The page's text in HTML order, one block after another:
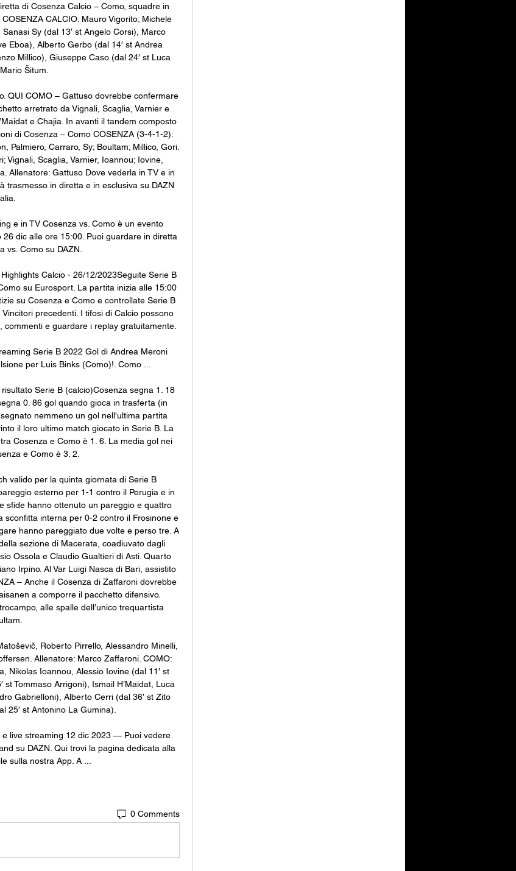
di Cosenza Calcio – Como, squadre in
CALCIO: Mauro Vigorito; Michele
Sy (dal 13′ st Angelo Corsi), Marco
Eboa), Alberto Gerbo (dal 14′ st Andrea
Millico), Giuseppe Caso (dal 24′ st Luca
Šitum.
QUI COMO – Gattuso dovrebbe confermare
arretrato da Vignali, Scaglia, Varnier e
e Chajia. In avanti il tandem composto
di Cosenza – Como COSENZA (3-4-1-2):
Palmiero, Carraro, Sy; Boultam; Millico, Gori.
Vignali, Scaglia, Varnier, Ioannou; Iovine,
Allenatore: Gattuso Dove vederla in TV e in
trasmesso in diretta e in esclusiva su DAZN
e in TV Cosenza vs. Como è un evento
dic alle ore 15:00. Puoi guardare in diretta
vs. Como su DAZN.
Calcio - 26/12/2023Seguite Serie B
su Eurosport. La partita inizia alle 15:00
su Cosenza e Como e controllate Serie B
precedenti. I tifosi di Calcio possono
e guardare i replay gratuitamente.
Serie B 2022 Gol di Andrea Meroni
per Luis Binks (Como)!. Como ...
Serie B (calcio)Cosenza segna 1. 18
0. 86 gol quando gioca in trasferta (in
nemmeno un gol nell'ultima partita
il loro ultimo match giocato in Serie B. La
Cosenza e Como è 1. 6. La media gol nei
e Como è 3. 2.
valido per la quinta giornata di Serie B
esterno per 1-1 contro il Perugia e in
sfide hanno ottenuto un pareggio e quattro
sconfitta interna per 0-2 contro il Frosinone e
hanno pareggiato due volte e perso tre. A
sezione di Macerata, coadiuvato dagli
Ossola e Claudio Gualtieri di Asti. Quarto
Irpino. Al Var Luigi Nasca di Bari, assistito
– Anche il Cosenza di Zaffaroni dovrebbe
a comporre il pacchetto difensivo.
alle spalle dell’unico trequartista
Roberto Pirrello, Alessandro Minelli,
Allenatore: Marco Zaffaroni. COMO:
Nikolas Ioannou, Alessio Iovine (dal 11′ st
Tommaso Arrigoni), Ismail H’Maidat, Luca
Gabrielloni), Alberto Cerri (dal 36′ st Zito
25′ st Antonino La Gumina).
live streaming 12 dic 2023 — Puoi vedere
su DAZN. Qui trovi la pagina dedicata alla
sulla nostra App. A ...
0 Comments